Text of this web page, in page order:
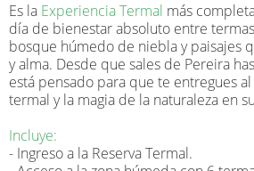
Es la Experiencia Termal más
día de bienestar absoluto entre
bosque húmedo de niebla y paisajes
y alma. Desde que sales de Pereira
está pensado para que te entregues
termal y la magia de la naturaleza en
Incluye:
- Ingreso a la Reserva Termal.